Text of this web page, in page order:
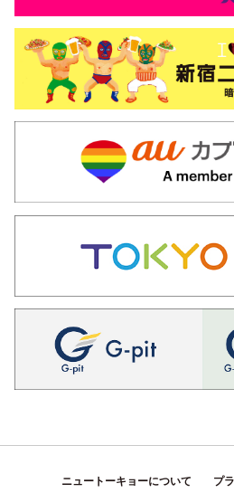
ニュートーキョーについて プ